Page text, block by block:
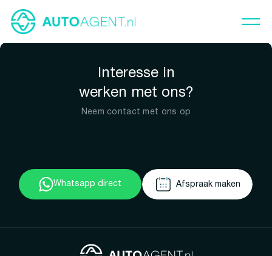
Interesse in
werken met ons?
Neem contact met ons op
Whatsapp direct Afspraak maken